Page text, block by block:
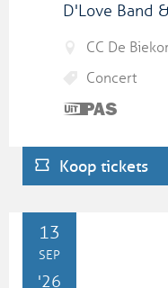
D'Love Band
CC De
Concert
Dit is
UiTPAS
activiteit.
Koop tickets
ZO13
SEP
'26